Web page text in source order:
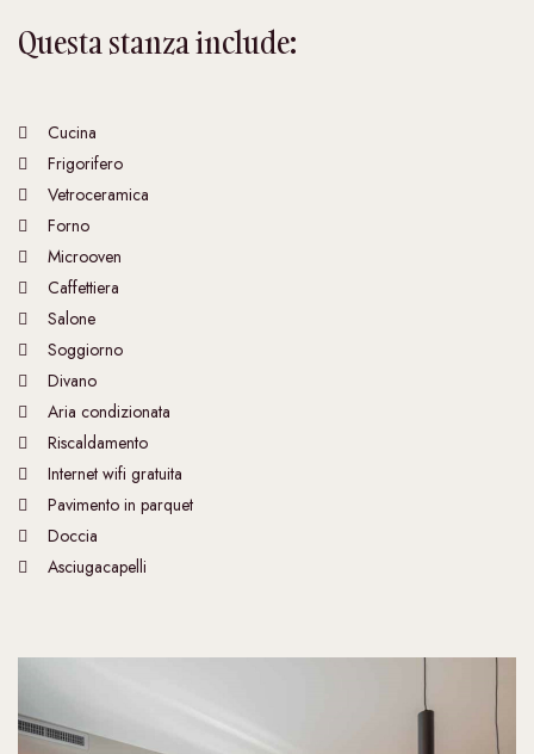
Questa stanza include:
Cucina
Frigorifero
Vetroceramica
Forno
Microoven
Caffettiera
Salone
Soggiorno
Divano
Aria condizionata
Riscaldamento
Internet wifi gratuita
Pavimento in parquet
Doccia
Asciugacapelli